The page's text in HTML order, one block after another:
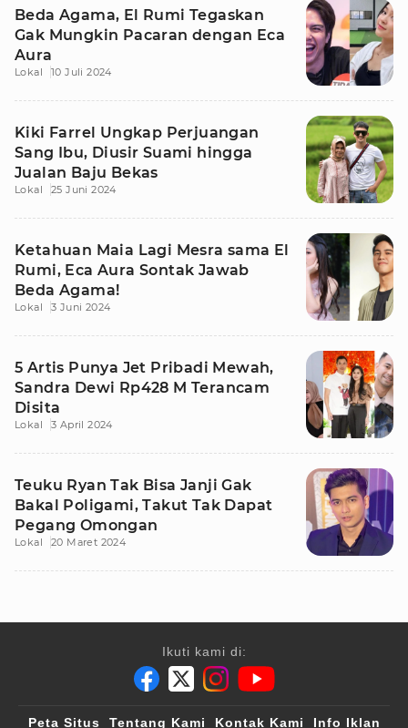
Beda Agama, El Rumi Tegaskan
Gak Mungkin Pacaran dengan Eca
Aura
Lokal 10 Juli 2024
Kiki Farrel Ungkap Perjuangan
Sang Ibu, Diusir Suami hingga
Jualan Baju Bekas
Lokal 25 Juni 2024
Ketahuan Maia Lagi Mesra sama El
Rumi, Eca Aura Sontak Jawab
Beda Agama!
Lokal 3 Juni 2024
5 Artis Punya Jet Pribadi Mewah,
Sandra Dewi Rp428 M Terancam
Disita
Lokal 3 April 2024
Teuku Ryan Tak Bisa Janji Gak
Bakal Poligami, Takut Tak Dapat
Pegang Omongan
Lokal 20 Maret 2024
Ikuti kami di:
Peta Situs Tentang Kami Kontak Kami Info Iklan